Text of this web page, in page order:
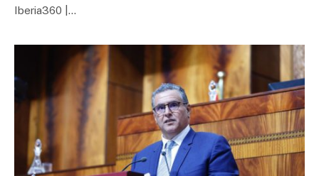
Iberia360 |…